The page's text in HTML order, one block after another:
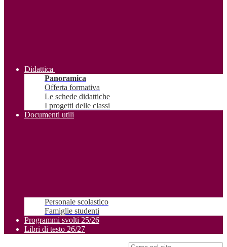
Didattica
Panoramica
Offerta formativa
Le schede didattiche
I progetti delle classi
Documenti utili
Personale scolastico
Famiglie studenti
Programmi svolti 25/26
Libri di testo 26/27